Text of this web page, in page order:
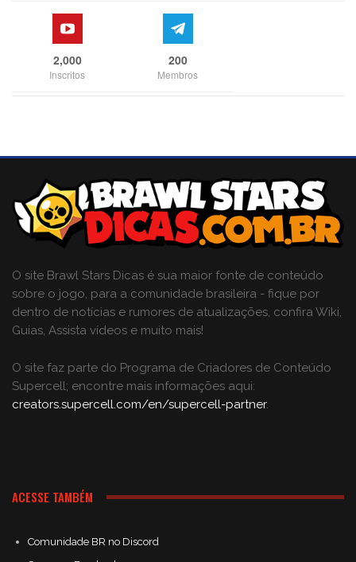
2,000
Inscritos
200
Membros
O site Brawl Stars Dicas é sua maior fonte de conteúdo
sobre o jogo, para a comunidade brasileira - fique por
dentro de notícias e rumores de atualizações, confira Wiki,
Guias, Assista vídeos e muito mais!
O site faz parte do Programa de Criadores de Conteúdo
Supercell; encontre mais informações aqui:
creators.supercell.com/en/supercell-partner.
ACESSE TAMBÉM
Comunidade BR no Discord